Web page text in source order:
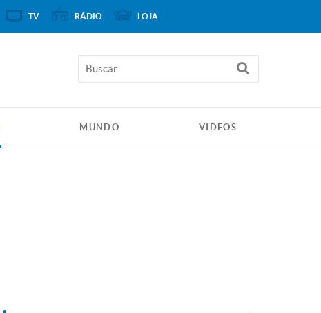
MUNDO VIDEOS
TV RÁDIO LOJA